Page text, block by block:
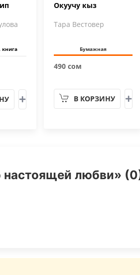
книга
Окуучу кыз
Тара Вестовер
Бумажная
490 сом
В КОРЗИНУ
настоящей любви»